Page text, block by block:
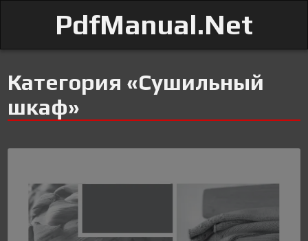
PdfManual.Net
Категория «Сушильный
шкаф»